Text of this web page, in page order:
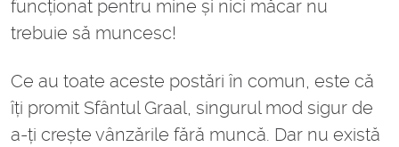
funcționat pentru mine și nici măcar nu
trebuie să muncesc!
Ce au toate aceste postări în comun, este că
îți promit Sfântul Graal, singurul mod sigur de
a-ți crește vânzările fără muncă. Dar nu există